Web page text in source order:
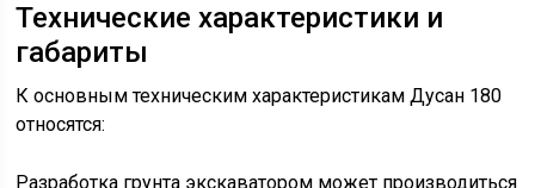
Технические характеристики и
габариты
К основным техническим характеристикам Дусан 180
относятся:
Разработка грунта экскаватором может производиться